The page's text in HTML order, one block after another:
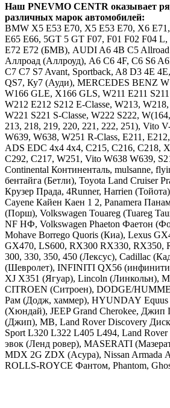
Наш PNEVMO CENTR оказывает
различных марок автомобилей:
BMW Х5 E53 E70, X5 Е53 Е70, Х6
Е65 Е66, 5GT 5 GT F07, F01 F02 F04 L,
E72 Е72 (БМВ), AUDI A6 4B C5
Аллроад (Аллроуд), A6 C6 4F, С6 S6
C7 С7 S7 Avant, Sportback, A8 D3 4E
QS7, Ку7 (Ауди), MERCEDES BENZ
W166 GLE, X166 GLS, W211 E211
W212 E212 S212 E-Classe, W213,
W221 S221 S-Classe, W222 S222,
213, 218, 219, 220, 221, 222, 251), Vito
W639, W638, W251 R-Class, Е211,
ADS EDC 4x4 4х4, C215, C216, C218,
C292, C217, W251, Vito W638 W639,
Continental Континенталь, mulsanne,
бентайга (Бетли), Toyota Land Cruiser
Крузер Прада, 4Runner, Harrien
Cayene Кайен Каен 1 2, Panamera
(Порш), Volkswagen Touareg (Tuareg
NF НФ, Volkswagen Phaeton Фаетон
Mohave Borrego Quoris (Киа), Lexus
GX470, LS600, RX300 RX330, RX350,
300, 330, 350, 450 (Лексус), Cadillac
(Шевролет), INFINITI QX56
XJ X351 (Ягуар), Lincoln (Линкольн),
CITROEN (Ситроен), DODGE/
Рам (Додж, хаммер), HYUNDAY
(Хюндай), JEEP Grand Cherokee, Джип
(Джип), MB, Land Rover Discovery
Sport L320 L322 L405 L494, Land Rover
эвок (Ленд ровер), MASERATI
MDX 2G ZDX (Асура), Nissan Armada
ROLLS-ROYCE Фантом, Phantom,